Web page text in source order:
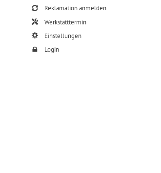
Reklamation anmelden
Werkstatttermin
Einstellungen
Login